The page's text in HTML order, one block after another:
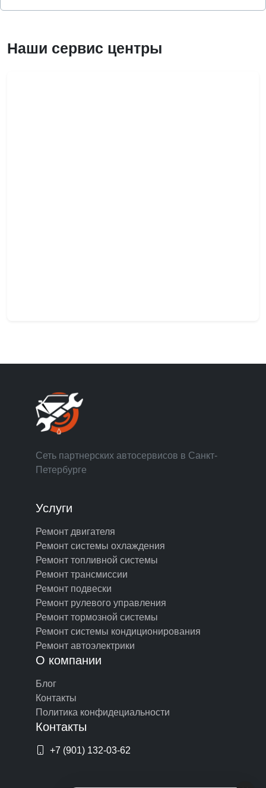
Наши сервис центры
Сеть партнерских автосервисов в Санкт-
Петербурге
Услуги
Ремонт двигателя
Ремонт системы охлаждения
Ремонт топливной системы
Ремонт трансмиссии
Ремонт подвески
Ремонт рулевого управления
Ремонт тормозной системы
Ремонт системы кондиционирования
Ремонт автоэлектрики
О компании
Блог
Контакты
Политика конфидециальности
Контакты
+7 (901) 132-03-62